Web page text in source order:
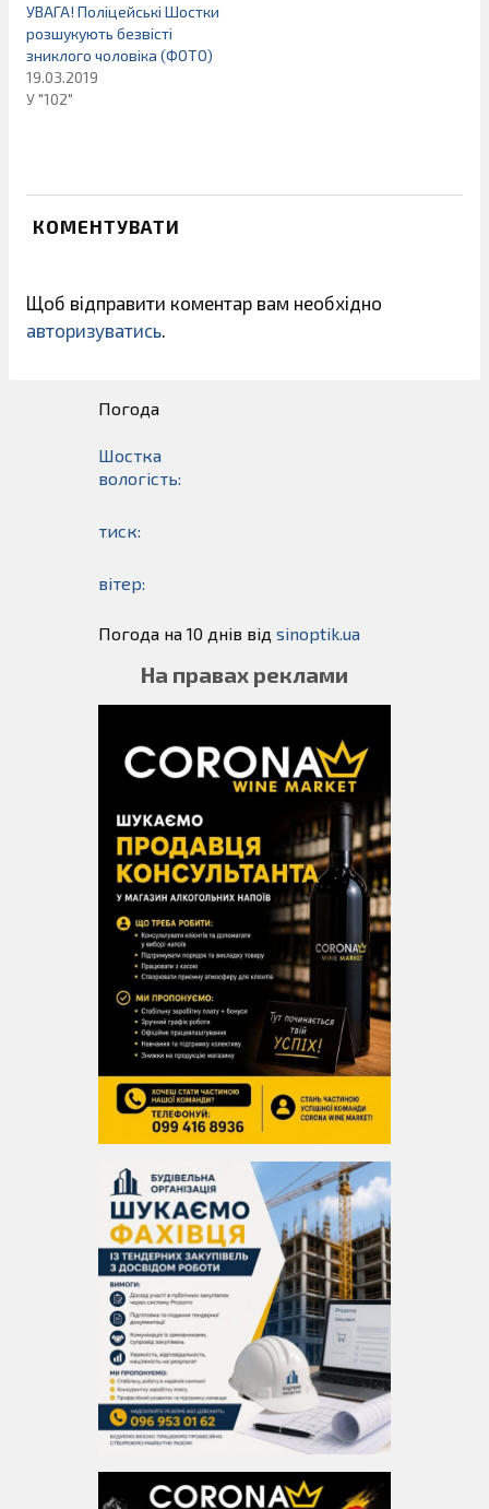
УВАГА! Поліцейські Шостки
розшукують безвісті
зниклого чоловіка (ФОТО)
19.03.2019
У "102"
КОМЕНТУВАТИ
Щоб відправити коментар вам необхідно
авторизуватись
Погода
Шостка
вологість:
тиск:
вітер:
Погода на 10 днів від sinoptik.ua
На правах реклами